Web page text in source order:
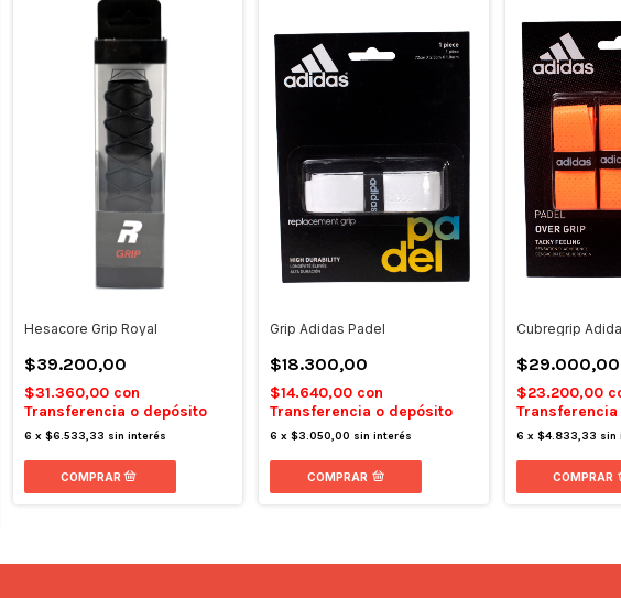
Hesacore Grip Royal
$39.200,00
$31.360,00 con
Transferencia o depósito
6 x$6.533,33 sin interés
Grip Adidas Padel
$18.300,00
$14.640,00 con
Transferencia o depósito
6 x$3.050,00 sin interés
COMPRAR
Cubregrip
$29.000,00
$23.200,00
6 x $4.833,33 sin
COMPRAR